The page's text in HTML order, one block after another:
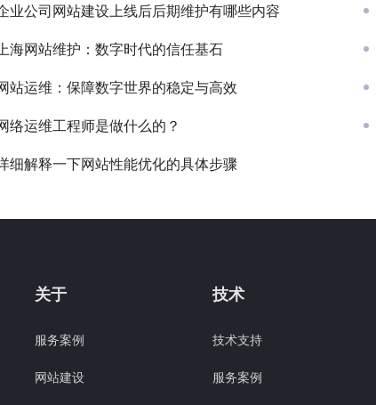
业公司网站建设上线后后期维护有哪些内容
海网站维护：数字时代的信任基石
站运维：保障数字世界的稳定与高效
络运维工程师是做什么的？
细解释一下网站性能优化的具体步骤
关于
服务案例
网站建设
技术
技术支持
服务案例